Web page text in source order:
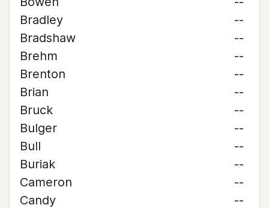
Bradley
--
Bradshaw
--
Brehm
--
Brenton
--
Brian
--
Bruck
--
Bulger
--
Bull
--
Buriak
--
Cameron
--
Candy
--